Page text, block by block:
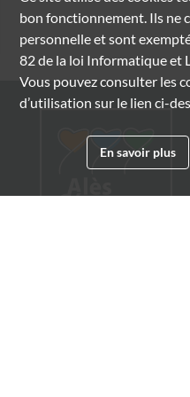
bon fonctionnement. Ils ne
personnelle et sont
82 de la loi Informatique et
Vous pouvez consulter les
d’utilisation sur le lien ci-
En savoir plus